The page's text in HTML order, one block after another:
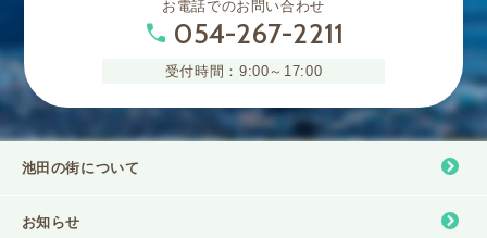
お電話でのお問い合わせ
phone 054-267-2211
受付時間：9:00～17:00
池田の街について
お知らせ